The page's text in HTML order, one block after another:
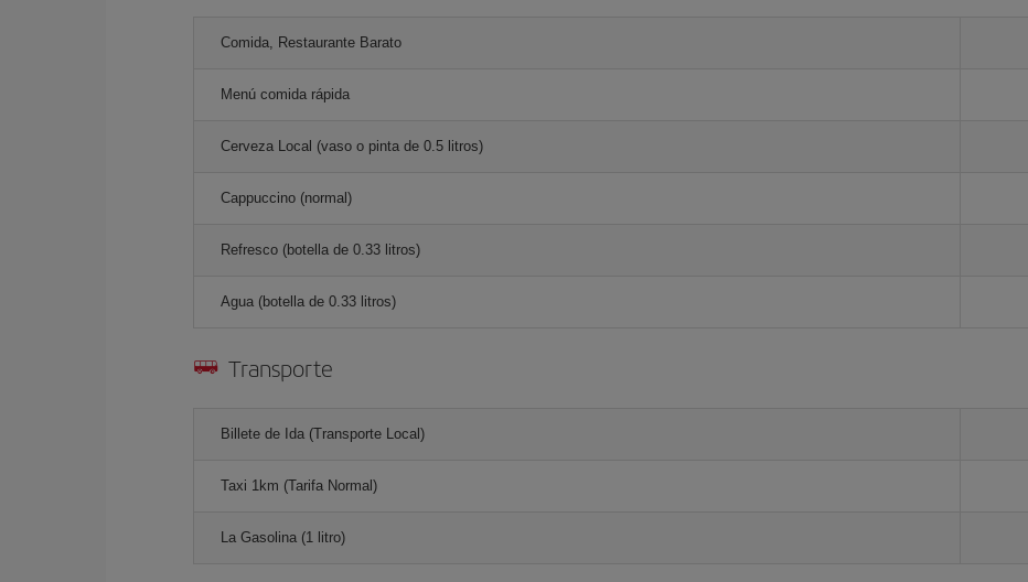
Comida, Restaurante Barato
Menú comida rápida
Cerveza Local (vaso o pinta de 0.5 litros)
Cappuccino (normal)
Refresco (botella de 0.33 litros)
Agua (botella de 0.33 litros)
Transporte
Billete de Ida (Transporte Local)
Taxi 1km (Tarifa Normal)
La Gasolina (1 litro)